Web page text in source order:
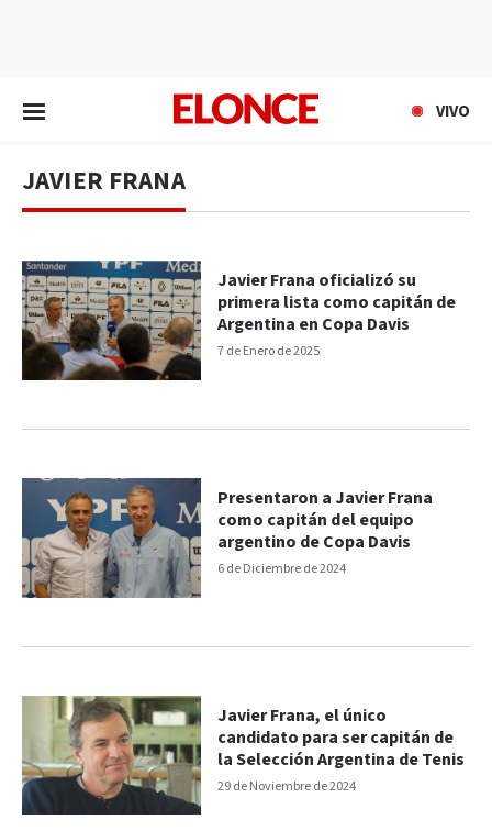
VIVO
JAVIER FRANA
7 de Enero de 2025
Javier Frana oficializó su
primera lista como capitán de
Argentina en Copa Davis
6 de Diciembre de 2024
Presentaron a Javier Frana
como capitán del equipo
argentino de Copa Davis
29 de Noviembre de 2024
Javier Frana, el único
candidato para ser capitán de
la Selección Argentina de Tenis